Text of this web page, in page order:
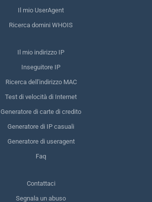
Il mio UserAgent
Ricerca domini WHOIS
Il mio indirizzo IP
Inseguitore IP
Ricerca dell'indirizzo MAC
Test di velocità di Internet
Generatore di carte di credito
Generatore di IP casuali
Generatore di useragent
Faq
Contattaci
Segnala un abuso